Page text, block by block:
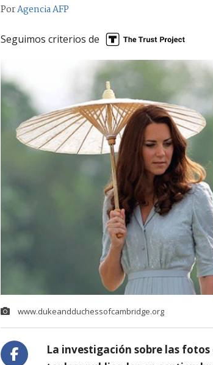
PorAgencia AFP
Seguimos criterios de
www.dukeandduchessofcambridge.org
La investigación sobre las